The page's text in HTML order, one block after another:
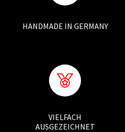
HANDMADE IN GERMANY
VIELFACH
AUSGEZEICHNET